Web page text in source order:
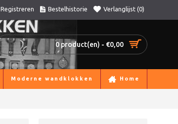
Registreren Bestelhistorie Verlanglijst (0)
0 product(en) - €0,00
Moderne wandklokken Home